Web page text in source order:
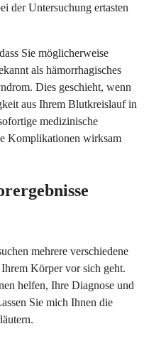
der Untersuchung ertasten
Sie möglicherweise
als hämorrhagisches
Dies geschieht, wenn
aus Ihrem Blutkreislauf in
medizinische
Komplikationen wirksam
mehrere verschiedene
Körper vor sich geht.
helfen, Ihre Diagnose und
Sie mich Ihnen die